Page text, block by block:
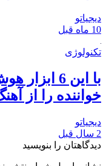
دیجیاتو
10 ماه قبل
تکنولوژی
با این 6
خواننده را از
دیجیاتو
2 سال قبل
دیدگاهتان را بنویسید